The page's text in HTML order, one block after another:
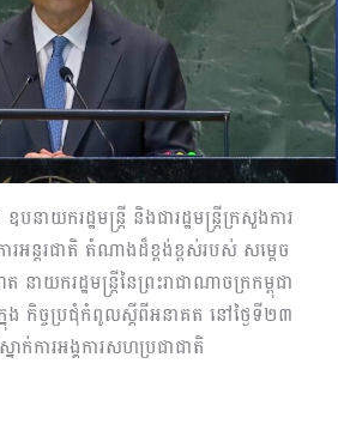
នាយករដ្ឋមន្ត្រី និងជារដ្ឋមន្ត្រីក្រសួងការ
អន្តរជាតិ តំណាងដ៏ខ្ពង់ខ្ពស់របស់ សម្តេច
យករដ្ឋមន្ត្រីនៃព្រះរាជាណាចក្រកម្ពុជា
នុង កិច្ចប្រជុំកំពូលស្តីពីអនាគត នៅថ្ងៃទី២៣
ក់ការអង្គការសហប្រជាជាតិ